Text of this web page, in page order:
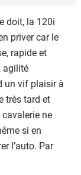
doit, la 120i
priver car le
rapide et
agilité
un vif plaisir à
très tard et
ne
si en
l’auto. Par